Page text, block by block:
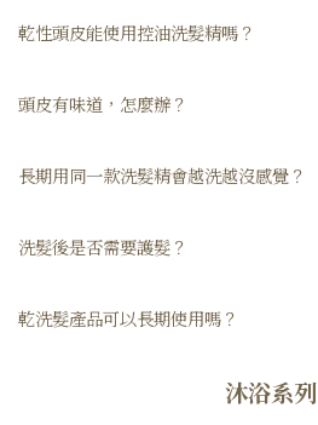
乾性頭皮能使用控油洗髮精嗎？
頭皮有味道，怎麼辦？
長期用同一款洗髮精會越洗越沒感覺？
洗髮後是否需要護髮？
乾洗髮產品可以長期使用嗎？
沐浴系列